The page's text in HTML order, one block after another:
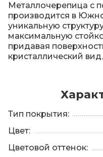
Металлочерепица с
производится в
уникальную
максимальную
придавая
кристаллический вид.
Тип покрытия:
Цвет:
Цветовой оттенок: